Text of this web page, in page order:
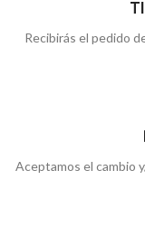
Recibirás el pedido
Aceptamos el cambio